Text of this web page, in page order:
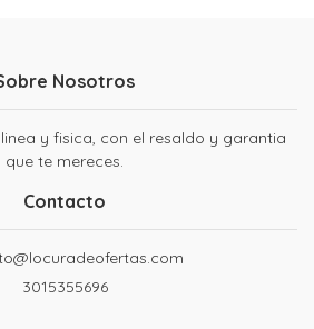
Nosotros
y fisica, con el resaldo y garantia
que te mereces.
Contacto
3015355696